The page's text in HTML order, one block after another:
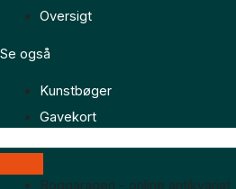
Oversigt
Se også
Kunstbøger
Gavekort
Boggaragen – online antikvariat